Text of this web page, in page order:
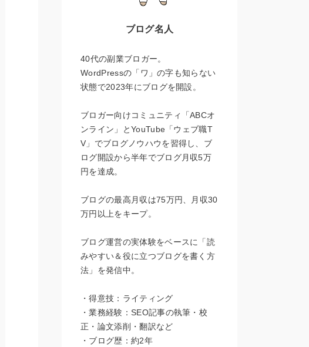
ブログ名人
40代の副業ブロガー。
WordPressの「ワ」の字も知らない
状態で2023年にブログを開設。
ブロガー向けコミュニティ「ABCオ
ンライン」とYouTube「ウェブ職T
V」でブログノウハウを習得し、ブ
ログ開設から半年でブログ月収5万
円を達成。
ブログの最高月収は75万円、月収30
万円以上をキープ。
ブログ運営の実体験をベースに「読
みやすい＆役に立つブログを書く方
法」を発信中。
・得意技：ライティング
・業務経験：SEO記事の執筆・校
正・論文添削・翻訳など
・ブログ歴：約2年